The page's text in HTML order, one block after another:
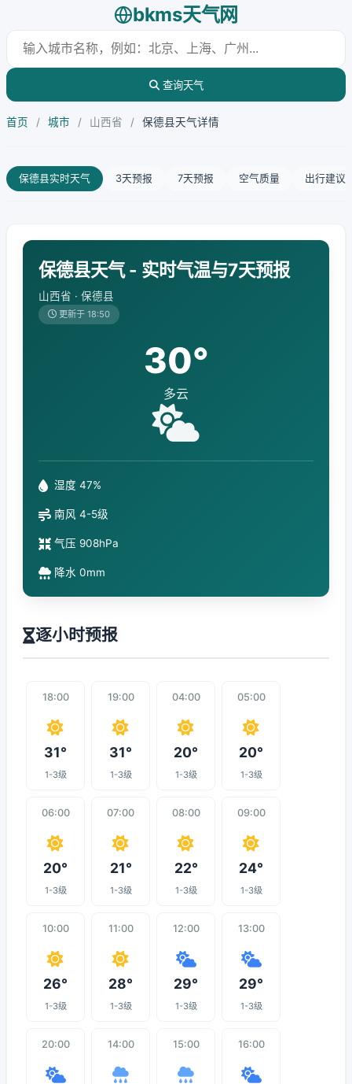
bkms天气网
查询天气
首页 / 城市 / 山西省 / 保德县天气详情
保德县实时天气 3天预报 7天预报 空气质量 出行建议
保德县天气 - 实时气温与7天预报
山西省 · 保德县
更新于 18:50
30°
多云
湿度 47%
南风 4-5级
气压 908hPa
降水 0mm
逐小时预报
18:00
31°
1-3级
19:00
31°
1-3级
04:00
20°
1-3级
05:00
20°
1-3级
06:00
20°
1-3级
07:00
21°
1-3级
08:00
22°
1-3级
09:00
24°
1-3级
10:00
26°
1-3级
11:00
28°
1-3级
12:00
29°
1-3级
13:00
29°
1-3级
20:00 14:00 15:00 16:00